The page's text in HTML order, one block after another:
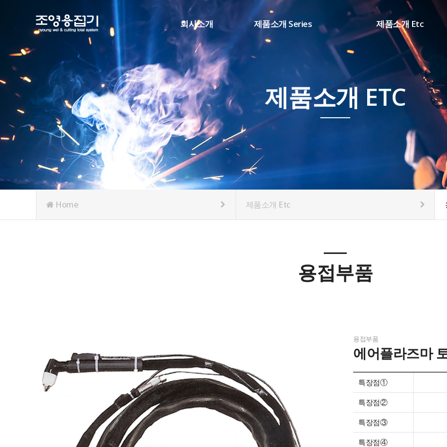
회사소개
인사말
연혁
조직도
인증현황
주요협력사
오시는길
제품소개 Series
SHARP시리즈(DC ARC)
WD 시리즈(TIG용접기)
DB 시리즈(AC/DC용접기)
CM 시리즈(IN CO2용접기)
K1 시리즈(SCR CO2용접기)
HT 시리즈(PLASMA절단기)
제품소개 Etc
용접부품
소모품
제품소개 ETC
Home 제품소개 Etc
용접부품
용접부품
에어플라즈마
특장점①
특장점②
특장점③
특장점④